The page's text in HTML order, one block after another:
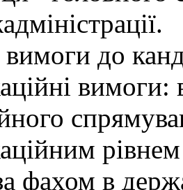
до
фахом в